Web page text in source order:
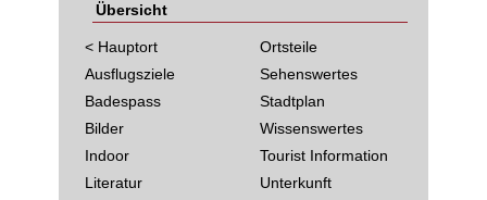
Übersicht
< Hauptort
Ausflugsziele
Badespass
Bilder
Indoor
Literatur
Ortsteile
Sehenswertes
Stadtplan
Wissenswertes
Tourist Information
Unterkunft